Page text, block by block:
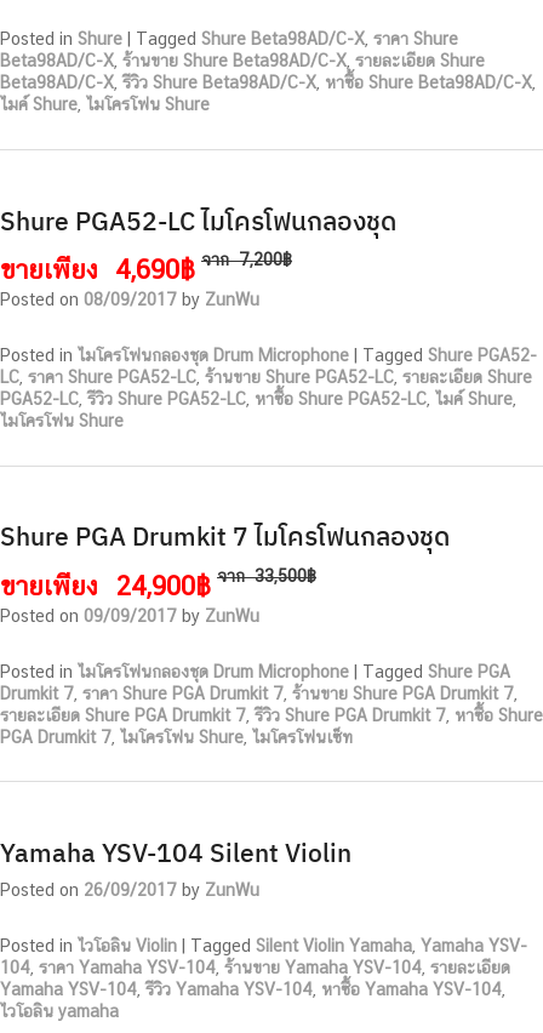
Posted in Shure Tagged Shure Beta98AD/C-X, ราคา Shure
Beta98AD/C-X, ร้านขาย Shure Beta98AD/C-X, รายละเอียด Shure
Beta98AD/C-X,รีวิว Shure Beta98AD/C-X, หาซื้อ Shure Beta98AD/C-X,
ไมค์ Shure, ไมโครโฟน Shure
Shure PGA52-LC ไมโครโฟนกลองชุด
ขายเพียง 4,690฿ จาก7,200฿
Posted on 08/09/2017 by ZunWu
Posted in ไมโครโฟนกลองชุด Drum Microphone Tagged Shure PGA52-
LC ราคา Shure PGA52-LC ร้านขาย Shure PGA52-LC รายละเอียด Shure
PGA52-LC ,รีวิว Shure PGA52-LC หาซื้อ Shure PGA52-LC ไมค์ Shure
ไมโครโฟน Shure
Shure PGA Drumkit 7 ไมโครโฟนกลองชุด
ขายเพียง 24,900฿ จาก33,500฿
Posted on 09/09/2017 by ZunWu
Posted in ไมโครโฟนกลองชุด Drum Microphone Tagged Shure PGA
Drumkit 7 ราคา Shure PGA Drumkit 7 ร้านขาย Shure PGA Drumkit 7
รายละเอียด Shure PGA Drumkit 7 ,รีวิว Shure PGA Drumkit 7 หาซื้อ Shure
PGA Drumkit 7 ไมโครโฟน Shure ไมโครโฟนเซ็ท
Yamaha YSV-104 Silent Violin
Posted on 26/09/2017 by ZunWu
Posted in ไวโอลิน Violin Tagged Silent Violin Yamaha Yamaha YSV-
104 ราคา Yamaha YSV-104 ร้านขาย Yamaha YSV-104 รายละเอียด
Yamaha YSV-104 ,รีวิว Yamaha YSV-104 หาซื้อ Yamaha YSV-104
ไวโอลิน yamaha